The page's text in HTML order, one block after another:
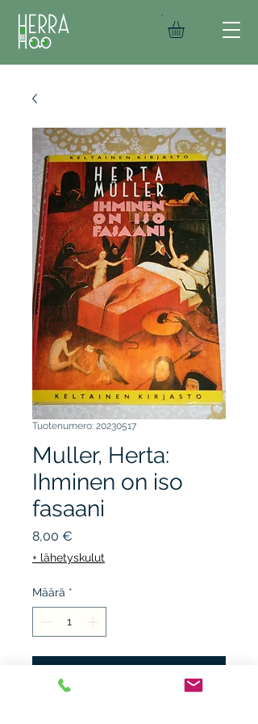
Tuotenumero: 20230517
Muller, Herta:
Ihminen on iso
fasaani
8,00 €
+ lähetyskulut
Määrä *